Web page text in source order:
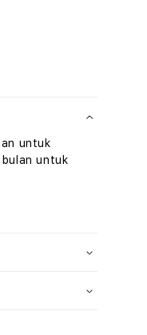
untuk
untuk